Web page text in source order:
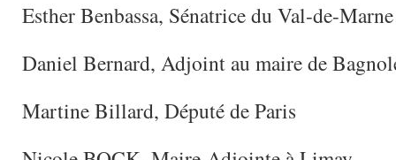
Esther Benbassa, Sénatrice du Val-de-Marne
Daniel Bernard, Adjoint au maire de
Martine Billard, Député de Paris